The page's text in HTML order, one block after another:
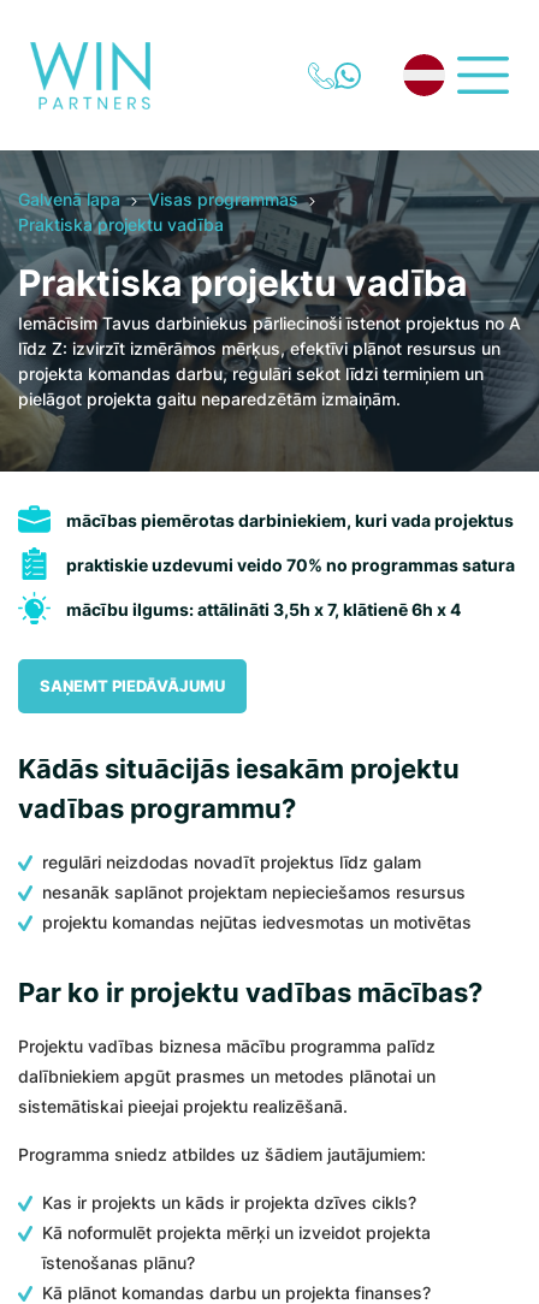
Galvenā lapa
Visas programmas
Praktiska projektu vadība
Praktiska projektu vadība
Iemācīsim Tavus darbiniekus pārliecinoši īstenot projektus no A
līdz Z: izvirzīt izmērāmos mērķus, efektīvi plānot resursus un
projekta komandas darbu, regulāri sekot līdzi termiņiem un
pielāgot projekta gaitu neparedzētām izmaiņām.
mācības piemērotas darbiniekiem, kuri vada projektus
praktiskie uzdevumi veido 70% no programmas satura
mācību ilgums: attālināti 3,5h x 7, klātienē 6h x 4
SAŅEMT PIEDĀVĀJUMU
Kādās situācijās iesakām projektu
vadības programmu?
regulāri neizdodas novadīt projektus līdz galam
nesanāk saplānot projektam nepieciešamos resursus
projektu komandas nejūtas iedvesmotas un motivētas
Par ko ir projektu vadības mācības?
Projektu vadības biznesa mācību programma palīdz
dalībniekiem apgūt prasmes un metodes plānotai un
sistemātiskai pieejai projektu realizēšanā.
Programma sniedz atbildes uz šādiem jautājumiem:
Kas ir projekts un kāds ir projekta dzīves cikls?
Kā noformulēt projekta mērķi un izveidot projekta
īstenošanas plānu?
Kā plānot komandas darbu un projekta finanses?